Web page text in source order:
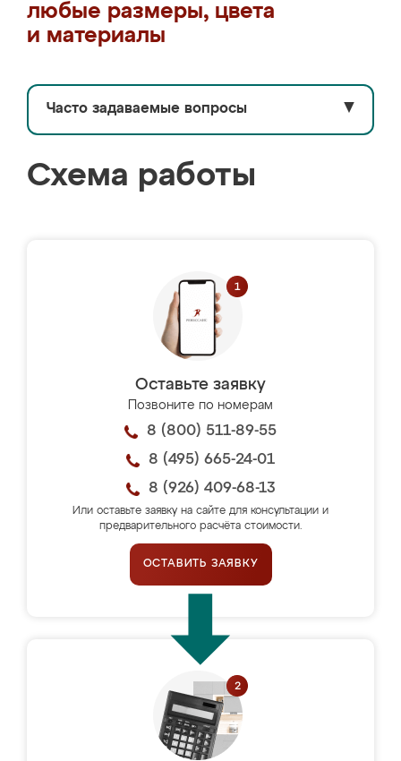
любые размеры, цвета
и материалы
Часто задаваемые вопросы ▼
Схема работы
Оставьте заявку
Позвоните по номерам
8 (800) 511-89-55
8 (495) 665-24-01
8 (926) 409-68-13
Или оставьте заявку на сайте для консультации и
предварительного расчёта стоимости.
ОСТАВИТЬ ЗАЯВКУ